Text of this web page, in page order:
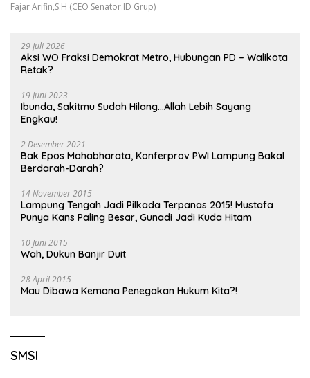
Fajar Arifin,S.H (CEO Senator.ID Grup)
29 Juli 2026
Aksi WO Fraksi Demokrat Metro, Hubungan PD – Walikota
Retak?
19 Juni 2023
Ibunda, Sakitmu Sudah Hilang…Allah Lebih Sayang
Engkau!
2 Desember 2021
Bak Epos Mahabharata, Konferprov PWI Lampung Bakal
Berdarah-Darah?
14 November 2015
Lampung Tengah Jadi Pilkada Terpanas 2015! Mustafa
Punya Kans Paling Besar, Gunadi Jadi Kuda Hitam
10 Juni 2015
Wah, Dukun Banjir Duit
28 April 2015
Mau Dibawa Kemana Penegakan Hukum Kita?!
SMSI